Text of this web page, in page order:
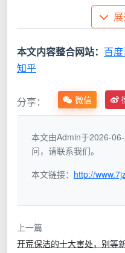
点状或块状硬
结，手抠不动
油
乳胶
落小块，干后
紧密附着
玻璃
胶、
半透明软胶
本文内容整合网站： 百
知乎
分享： 微信
本文由Admin于2026-
问，请联系我们。
本文链接： http://
上一篇
开荒保洁的十大害处，别等新